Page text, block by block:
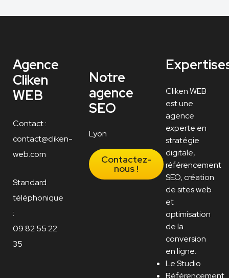
Agence
Cliken
WEB
Contact :
contact@cliken-
web.com
Standard
téléphonique
:
09 82 55 22
35
Notre
agence
SEO
Lyon
Contactez-
nous !
Cliken WEB
est une
agence
experte en
stratégie
digitale,
référencement
SEO, création
de sites web
et
optimisation
de la
conversion
en ligne.
Le Studio